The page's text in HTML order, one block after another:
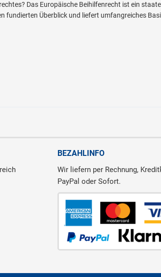
Das Europäische Beihilfenrecht ist ein
fundierten Überblick und liefert umfangreiches
BEZAHLINFO
Wir liefern per Rechnung,
PayPal oder Sofort.